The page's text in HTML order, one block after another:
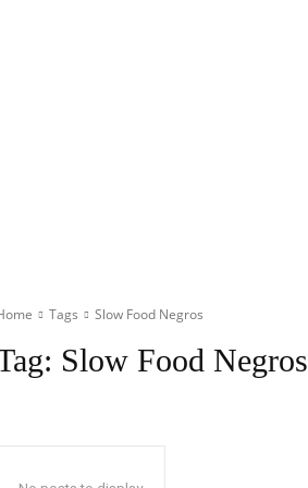
Tags Slow Food Negros
Slow Food Negros